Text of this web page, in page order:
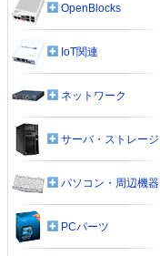
OpenBlocks
IoT関連
ネットワーク
サーバ・ストレージ
パソコン・周辺機器
PCパーツ